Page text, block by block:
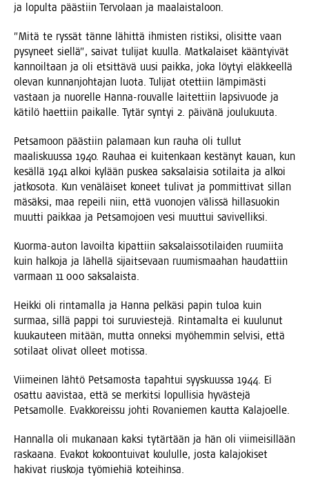
ja lopul­ta pääs­tiin Ter­vo­laan ja maalaistaloon.
”Mitä te rys­sät tän­ne lähit­tä ihmis­ten ris­tik­si, oli­sit­te vaan
pysy­neet siel­lä”, sai­vat tuli­jat kuul­la. Mat­ka­lai­set kään­tyi­vät
kan­noil­taan ja oli etsit­tä­vä uusi paik­ka, joka löy­tyi eläk­keel­lä
ole­van kun­nan­joh­ta­jan luo­ta. Tuli­jat otet­tiin läm­pi­mäs­ti
vas­taan ja nuo­rel­le Han­na-rou­val­le lai­tet­tiin lap­si­vuo­de ja
käti­lö haet­tiin pai­kal­le. Tytär syn­tyi 2. päi­vä­nä joulukuuta.
Pet­sa­moon pääs­tiin pala­maan kun rau­ha oli tul­lut
maa­lis­kuus­sa 1940. Rau­haa ei kui­ten­kaan kes­tä­nyt kau­an, kun
kesäl­lä 1941 alkoi kylään pus­kea sak­sa­lai­sia soti­lai­ta ja alkoi
jat­ko­so­ta. Kun venä­läi­set koneet tuli­vat ja pom­mit­ti­vat sil­lan
mäsäk­si, maa repei­li niin, että vuo­no­jen välis­sä hil­la­suo­kin
muut­ti paik­kaa ja Pet­sa­mo­joen vesi muut­tui savivelliksi.
Kuor­ma-auton lavoil­ta kipat­tiin sak­sa­lais­so­ti­lai­den ruu­mii­ta
kuin hal­ko­ja ja lähel­lä sijait­se­vaan ruu­mis­maa­han hau­dat­tiin
var­maan 11 000 saksalaista.
Heik­ki oli rin­ta­mal­la ja Han­na pel­kä­si papin tuloa kuin
sur­maa, sil­lä pap­pi toi suru­vies­te­jä. Rin­ta­mal­ta ei kuu­lu­nut
kuu­kau­teen mitään, mut­ta onnek­si myö­hem­min sel­vi­si, että
soti­laat oli­vat olleet motissa.
Vii­mei­nen läh­tö Pet­sa­mos­ta tapah­tui syys­kuus­sa 1944. Ei
osat­tu aavis­taa, että se mer­kit­si lopul­li­sia hyväs­te­jä
Pet­sa­mol­le. Evak­ko­reis­su joh­ti Rova­nie­men kaut­ta Kalajoelle.
Han­nal­la oli muka­naan kak­si tytär­tään ja hän oli vii­mei­sil­lään
ras­kaa­na. Eva­kot kokoon­tui­vat kou­lul­le, jos­ta kala­jo­ki­set
haki­vat rius­ko­ja työ­mie­hiä koteihinsa.